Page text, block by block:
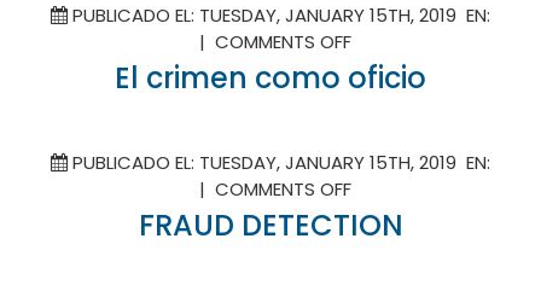
PUBLICADO EL: TUESDAY, JANUARY 15TH, 2019 EN:
| COMMENTS OFFON
EL
CRIMEN
El crimen como oficio
PUBLICADO EL: TUESDAY, JANUARY 15TH, 2019 EN:
| COMMENTS OFFON
FRAUD
DETECTION
FRAUD DETECTION